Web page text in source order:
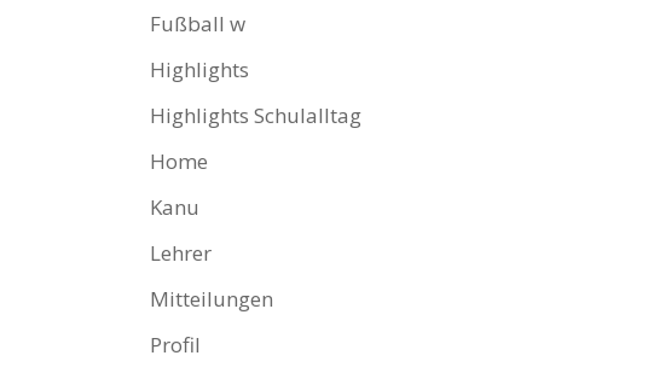
Fußball w
Highlights
Highlights Schulalltag
Home
Kanu
Lehrer
Mitteilungen
Profil